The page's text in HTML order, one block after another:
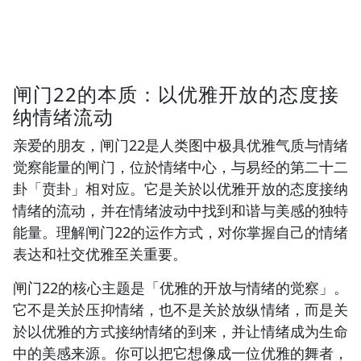
闸门22的本质：以优雅开放的态度接
纳情绪流动
亲爱的朋友，闸门22是人类图中极具优雅气质与情绪
觉察能量的闸门，位於情绪中心，与易经的第二十二
卦「贲卦」相对应。它是关於以优雅开放的态度接纳
情绪的流动，并在情绪波动中找到和谐与美感的独特
能量。理解闸门22的运作方式，对你掌握自己的情绪
表达和社交优雅至关重要。
闸门22的核心主题是「优雅的开放与情绪的觉察」。
它不是关於压抑情绪，也不是关於放纵情绪，而是关
於以优雅的方式接纳情绪的到来，并让情绪成为生命
中的美感来源。你可以把它想像成一位优雅的舞者，